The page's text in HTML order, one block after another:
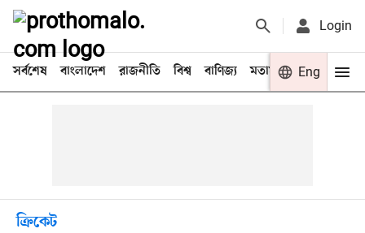
Login
সর্বশেষ বাংলাদেশ রাজনীতি বিশ্ব বাণিজ্য মতামত খেলা
Eng
ক্রিকেট